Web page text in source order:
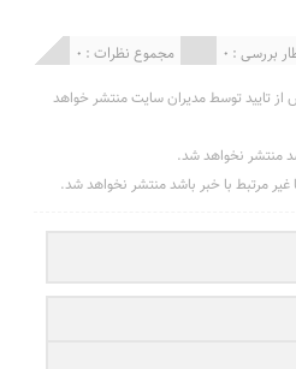
مجموع نظرات : 0 بررسی : 0
تایید توسط مدیران سایت منتشر خواهد
منتشر نخواهد شد.
غیر مرتبط با خبر باشد منتشر نخواهد شد.